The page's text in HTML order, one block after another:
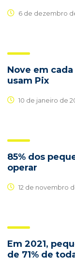
6 de dezembro
Nove em
usam Pix
10 de janeiro de
85% dos
operar
12 de novembro
Em 2021,
de 71% de